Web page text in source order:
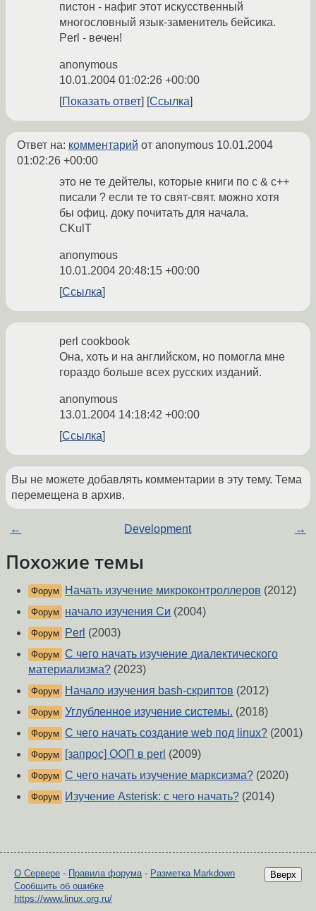
пистон - нафиг этот искусственный
многословный язык-заменитель бейсика.
Perl - вечен!
anonymous
10.01.2004 01:02:26 +00:00
Показать ответ
Ссылка
Ответ на: комментарий от anonymous 10.01.2004
01:02:26 +00:00
это не те дейтелы, которые книги по с & с++
писали ? если те то свят-свят. можно хотя
бы офиц. доку почитать для начала.
CKulT
anonymous
10.01.2004 20:48:15 +00:00
Ссылка
perl cookbook
Она, хоть и на английском, но помогла мне
гораздо больше всех русских изданий.
anonymous
13.01.2004 14:18:42 +00:00
Ссылка
Вы не можете добавлять комментарии в эту тему. Тема
перемещена в архив.
← Development →
Похожие темы
Форум Начать изучение микроконтроллеров (2012)
Форум начало изучения Си (2004)
Форум Perl (2003)
Форум С чего начать изучение диалектического
материализма? (2023)
Форум Начало изучения bash-скриптов (2012)
Форум Углубленное изучение системы. (2018)
Форум C чего начать создание web под linux? (2001)
Форум [запрос] ООП в perl (2009)
Форум С чего начать изучение марксизма? (2020)
Форум Изучение Asterisk: с чего начать? (2014)
Вверх
О Сервере - Правила форума- Разметка Markdown
Сообщить об ошибке
https://www.linux.org.ru/